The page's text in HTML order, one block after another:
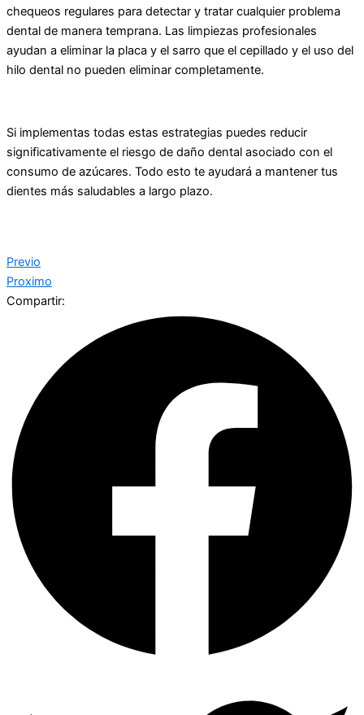
chequeos regulares para detectar y tratar cualquier problema
dental de manera temprana. Las limpiezas profesionales
ayudan a eliminar la placa y el sarro que el cepillado y el uso del
hilo dental no pueden eliminar completamente.
Si implementas todas estas estrategias puedes reducir
significativamente el riesgo de daño dental asociado con el
consumo de azúcares. Todo esto te ayudará a mantener tus
dientes más saludables a largo plazo.
Previo
Proximo
Compartir: